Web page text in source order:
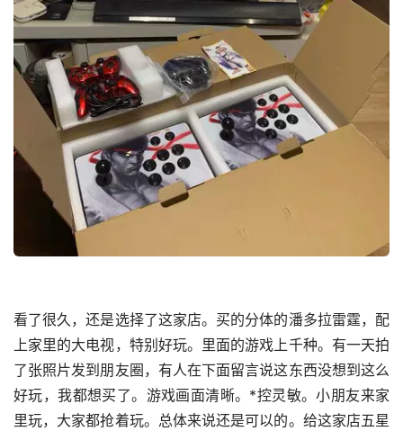
看了很久，还是选择了这家店。买的分体的潘多拉雷霆，配
上家里的大电视，特别好玩。里面的游戏上千种。有一天拍
了张照片发到朋友圈，有人在下面留言说这东西没想到这么
好玩，我都想买了。游戏画面清晰。*控灵敏。小朋友来家
里玩，大家都抢着玩。总体来说还是可以的。给这家店五星